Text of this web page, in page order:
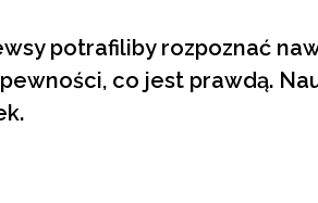
potrafiliby rozpoznać
co jest prawdą.